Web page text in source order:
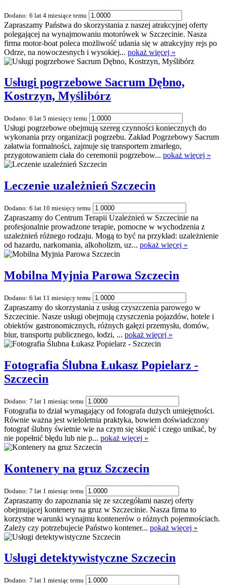
Dodano: 6 lat 4 miesiące temu
Zapraszamy Państwa do skorzystania z naszej atrakcyjnej oferty
polegającej na wynajmowaniu motorówek w Szczecinie. Nasza
firma motor-boat poleca możliwość udania się w atrakcyjny rejs po
Odrze, na nowoczesnych i wysokiej... pokaż więcej »
Usługi pogrzebowe Sacrum Dębno,
Kostrzyn, Myślibórz
Dodano: 6 lat 5 miesięcy temu
Usługi pogrzebowe obejmują szereg czynności koniecznych do
wykonania przy organizacji pogrzebu. Zakład Pogrzebowy Sacrum
załatwia formalności, zajmuje się transportem zmarłego,
przygotowaniem ciała do ceremonii pogrzebow... pokaż więcej »
Leczenie uzależnień Szczecin
Dodano: 6 lat 10 miesięcy temu
Zapraszamy do Centrum Terapii Uzależnień w Szczecinie na
profesjonalnie prowadzone terapie, pomocne w wychodzenia z
uzależnień różnego rodzaju. Mogą to być na przykład: uzależnienie
od hazardu, narkomania, alkoholizm, uz... pokaż więcej »
Mobilna Myjnia Parowa Szczecin
Dodano: 6 lat 11 miesięcy temu
Zapraszamy do skorzystania z usług czyszczenia parowego w
Szczecinie. Nasze usługi obejmują czyszczenia pojazdów, hotele i
obiektów gastronomicznych, różnych gałęzi przemysłu, domów,
biur, transportu publicznego, łodzi, ... pokaż więcej »
Fotografia Ślubna Łukasz Popielarz -
Szczecin
Dodano: 7 lat 1 miesiąc temu
Fotografia to dział wymagający od fotografa dużych umiejętności.
Równie ważna jest wieloletnia praktyka, bowiem doświadczony
fotograf ślubny świetnie wie na czym się skupić i czego unikać, by
nie popełnić błędu lub nie p... pokaż więcej »
Kontenery na gruz Szczecin
Dodano: 7 lat 1 miesiąc temu
Zapraszamy do zapoznania się ze szczegółami naszej oferty
obejmującej kontenery na gruz w Szczecinie. Nasza firma to
korzystne warunki wynajmu kontenerów o różnych pojemnościach.
Zależy czy potrzebujecie Państwo kontener... pokaż więcej »
Usługi detektywistyczne Szczecin
Dodano: 7 lat 1 miesiąc temu